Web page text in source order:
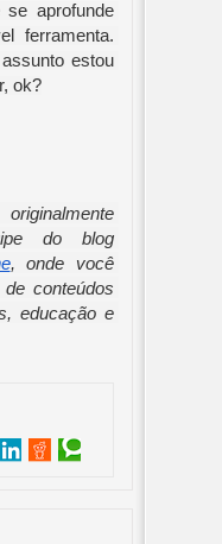
se aprofunde
ferramenta.
estou
ok?
, onde você
conteúdos
educação e